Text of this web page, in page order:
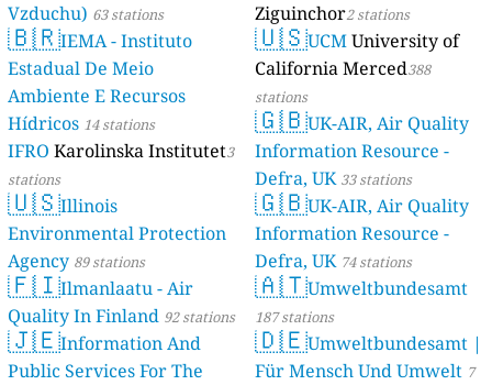
Vzduchu) 63 stations
🇧🇷IEMA - Instituto
Estadual De Meio
Ambiente E Recursos
Hídricos 14 stations
IFRO Karolinska Institutet3
stations
🇺🇸Illinois
Environmental Protection
Agency 89 stations
🇫🇮Ilmanlaatu - Air
Quality In Finland 92 stations
🇯🇪Information And
Public Services For The
Ziguinchor2 stations
🇺🇸UCMUniversity of
California Merced388
stations
🇬🇧UK-AIR, Air Quality
Information Resource -
Defra, UK 33 stations
🇬🇧UK-AIR, Air Quality
Information Resource -
Defra, UK 74 stations
🇦🇹Umweltbundesamt
187 stations
🇩🇪Umweltbundesamt |
Für Mensch Und Umwelt 7